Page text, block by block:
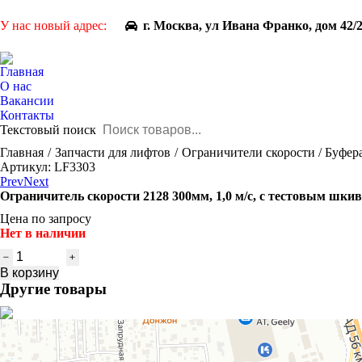
У нас новый адрес: г. Москва, ул Ивана Франко, дом 42/2
Главная
О нас
Вакансии
Контакты
Текстовый поиск
You are here:
Главная Запчасти для лифтов
Ограничители скорости /
Артикул: LF3303
PrevNext
Ограничитель скорости 2128 300мм, 1,0 м/с, с тестовым
Цена по запросу
Нет в наличии
Количество
товара
Ограничитель
скорости
2128
300мм,
В корзину
Другие товары